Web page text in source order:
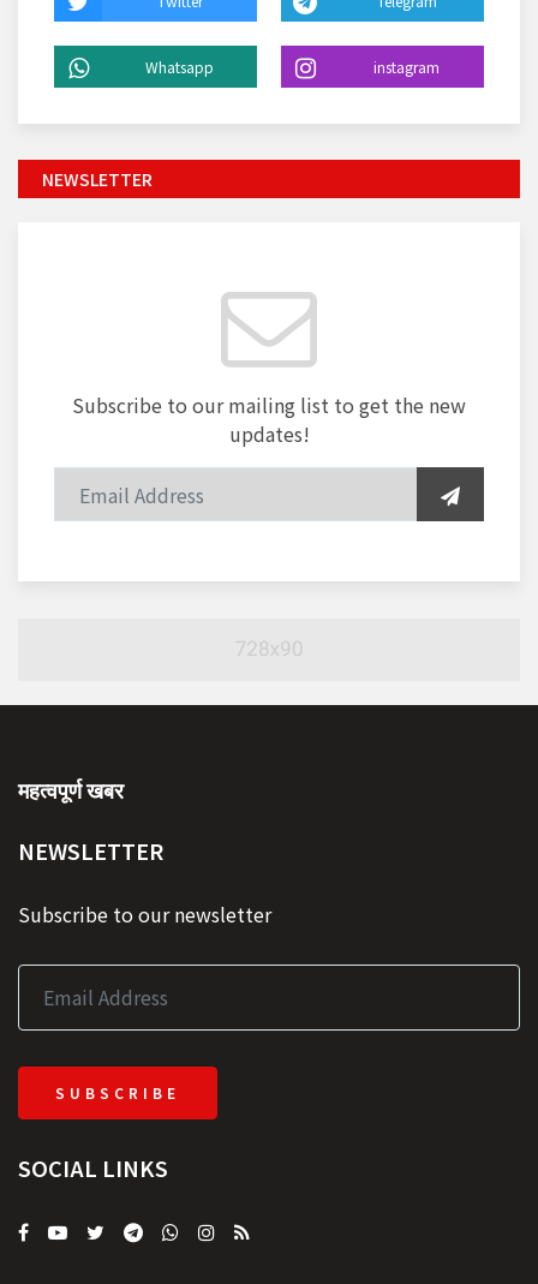
Whatsapp instagram
NEWSLETTER
Subscribe to our mailing list to get the new
updates!
महत्वपूर्ण खबर
NEWSLETTER
Subscribe to our newsletter
SUBSCRIBE
SOCIAL LINKS